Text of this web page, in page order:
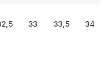
33 33,5 34